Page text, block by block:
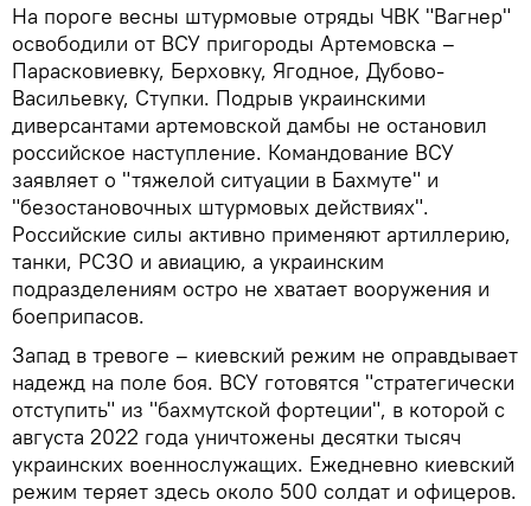
На пороге весны штурмовые отряды ЧВК "Вагнер"
освободили от ВСУ пригороды Артемовска –
Парасковиевку, Берховку, Ягодное, Дубово-
Васильевку, Ступки. Подрыв украинскими
диверсантами артемовской дамбы не остановил
российское наступление. Командование ВСУ
заявляет о "тяжелой ситуации в Бахмуте" и
"безостановочных штурмовых действиях".
Российские силы активно применяют артиллерию,
танки, РСЗО и авиацию, а украинским
подразделениям остро не хватает вооружения и
боеприпасов.
Запад в тревоге – киевский режим не оправдывает
надежд на поле боя. ВСУ готовятся "стратегически
отступить" из "бахмутской фортеции", в которой с
августа 2022 года уничтожены десятки тысяч
украинских военнослужащих. Ежедневно киевский
режим теряет здесь около 500 солдат и офицеров.